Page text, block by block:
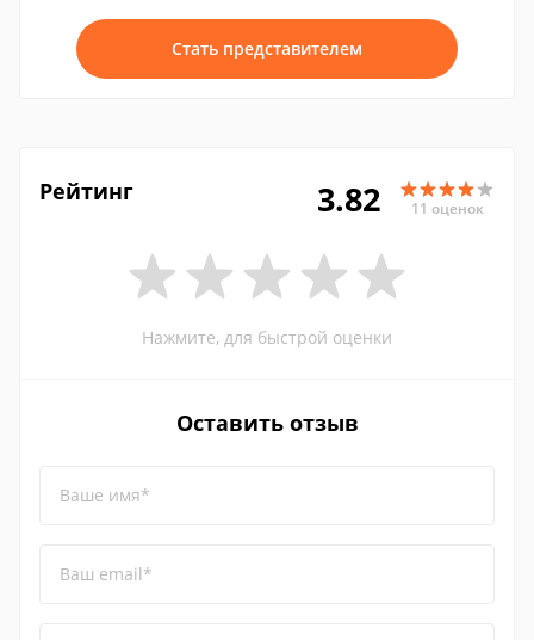
Стать представителем
Рейтинг 3.82 11 оценок
Нажмите, для быстрой оценки
Оставить отзыв
Ваше имя*
Ваш email*